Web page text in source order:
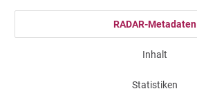
RADAR-Metadaten
Inhalt
Statistiken